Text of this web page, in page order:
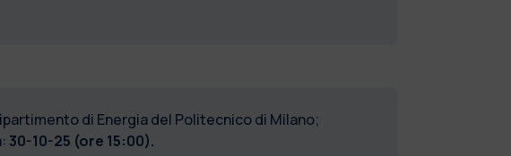
di Energia del Politecnico di Milano;
30-10-25 (ore 15:00).